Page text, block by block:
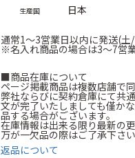
生産国 日本
通常1～3営業日以内に発送(
※名入れ商品の場合は3～7営
■商品在庫について
ページ掲載商品は複数店舗で
弊社ならびに契約倉庫にて共
文が完了いたしましても僅か
品する場合がございます。
在庫情報は出来る限り最新の
万が一欠品の際はご了承下さい
返品について